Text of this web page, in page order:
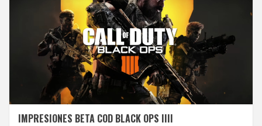
IMPRESIONES BETA COD BLACK OPS IIII